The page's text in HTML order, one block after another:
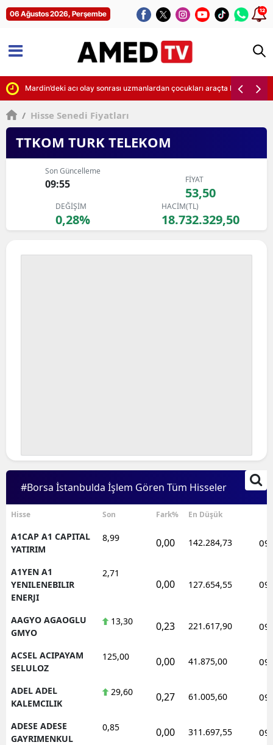
06 Ağustos 2026, Perşembe 12
sergilediMardin’deki acı olay sonrası uzmanlardan çocukları araçta bırakmama
/ Hisse Senedi Fiyatları
TTKOM TURK TELEKOM
Son Güncelleme
09:55 FİYAT
53,50
DEĞİŞİM
0,28%
HACİM(TL)
18.732.329,50
#Borsa İstanbulda İşlem Gören Tüm Hisseler
Hisse Son Fark% En Düşük
A1CAP A1 CAPITAL
YATIRIM
8,99 0,00 142.284,73
A1YEN A1
YENILENEBILIR
ENERJI
2,71
0,00 127.654,55
AAGYO AGAOGLU
GMYO
13,30 0,23 221.617,90
ACSEL ACIPAYAM
SELULOZ
125,00 0,00 41.875,00
ADEL ADEL
KALEMCILIK
29,60 0,27 61.005,60
ADESE ADESE
GAYRIMENKUL
0,85 0,00 311.697,55